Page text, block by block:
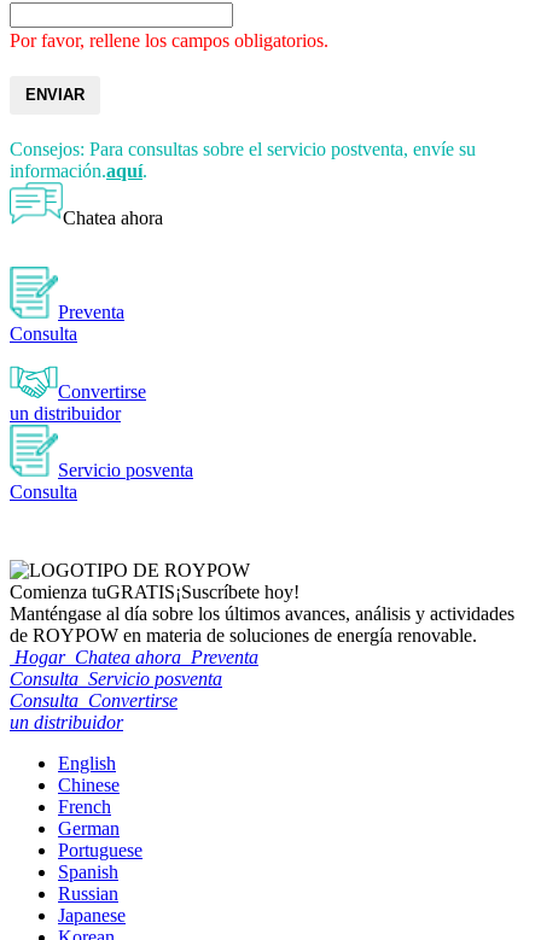
Por favor, rellene los campos obligatorios.
ENVIAR
Consejos: Para consultas sobre el servicio postventa, envíe su
información.aquí.
Chatea ahora
Preventa
Consulta
Convertirse
un distribuidor
Servicio posventa
Consulta
Comienza tuGRATIS¡Suscríbete hoy!
Manténgase al día sobre los últimos avances, análisis y actividades
de ROYPOW en materia de soluciones de energía renovable.
Hogar Chatea ahora Preventa
Consulta Servicio posventa
Consulta Convertirse
un distribuidor
English
Chinese
French
German
Portuguese
Spanish
Russian
Japanese